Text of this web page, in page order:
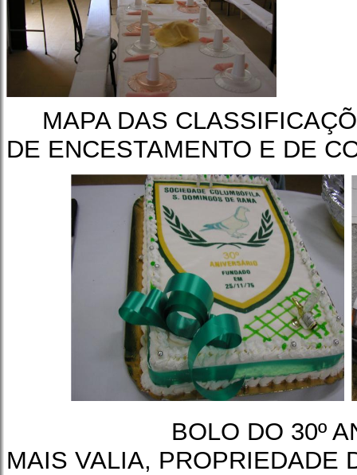
MAPA DAS
DE ENCESTAMENTO E DE
BOLO DO 30º
MAIS VALIA, PROPRIEDADE